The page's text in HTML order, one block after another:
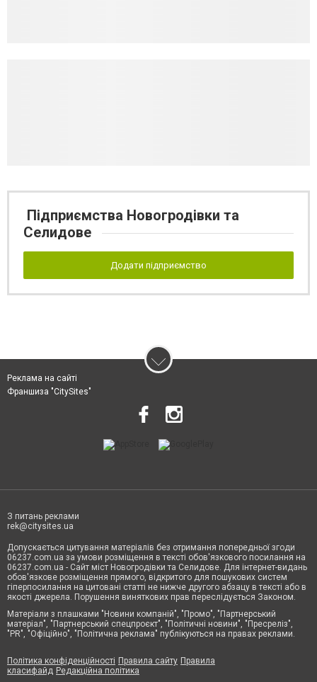
Підприємства Новогродівки та
Селидове
Додати підприємство
Реклама на сайті
Франшиза "CitySites"
З питань реклами
rek@citysites.ua
Допускається цитування матеріалів без отримання попередньої згоди
06237.com.ua за умови розміщення в тексті обов'язкового посилання на
06237.com.ua - Сайт міст Новогродівки та Селидове. Для інтернет-видань
обов'язкове розміщення прямого, відкритого для пошукових систем
гіперпосилання на цитовані статті не нижче другого абзацу в тексті або в
якості джерела. Порушення виняткових прав переслідується Законом.
Матеріали з плашками "Новини компаній", "Промо", "Партнерський
матеріал", "Партнерський спецпроєкт", "Політичні новини", "Пресреліз",
"PR", "Офіційно", "Політична реклама" публікуються на правах реклами.
Політика конфіденційності Правила сайту Правила
класифайд Редакційна політика